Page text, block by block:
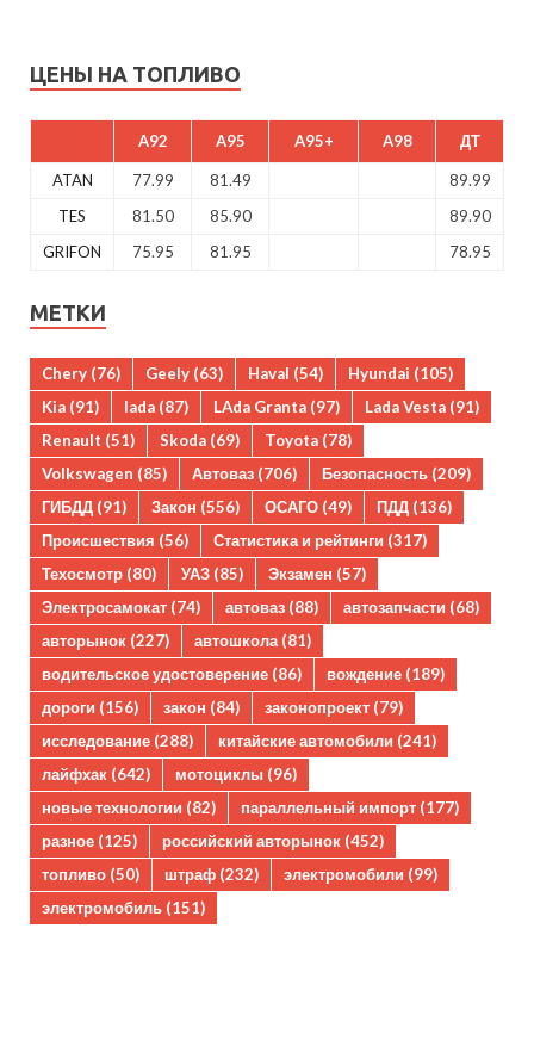
ЦЕНЫ НА ТОПЛИВО
A92 A95 A95+ A98 ДТ
ATAN 77.99 81.49
89.99
TES
81.50 85.90
89.90
GRIFON
75.95 81.95 78.95
МЕТКИ
Chery (76) Geely (63) Haval (54) Hyundai (105)
Kia (91) lada (87) LAda Granta (97) Lada Vesta (91)
Renault (51) Skoda (69) Toyota (78)
Volkswagen (85) Автоваз (706) Безопасность (209)
ГИБДД (91) Закон (556) ОСАГО (49) ПДД (136)
Происшествия (56) Статистика и рейтинги (317)
Техосмотр (80) УАЗ (85) Экзамен (57)
Электросамокат (74) автоваз (88) автозапчасти (68)
авторынок (227) автошкола(81)
водительское удостоверение (86) вождение (189)
дороги (156) закон (84) законопроект (79)
исследование (288) китайские автомобили (241)
лайфхак (642) мотоциклы (96)
новые технологии (82) параллельный импорт (177)
разное (125) российский авторынок (452)
топливо (50) штраф (232) электромобили (99)
электромобиль (151)